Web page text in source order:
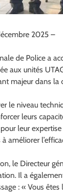
2025 –
de Police a
aux unités
majeur dans la
le niveau
leurs
leur
améliorer
le Directeur
Il a
: « Vous